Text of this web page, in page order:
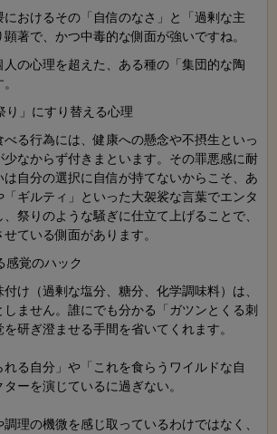
におけるその「自信のなさ」と「過剰な主
著で、かつ中毒的な側面が強いですね。
人の心理を超えた、ある種の「集団的な陶
り」にすり替える心理
る行為には、健康への懸念や不摂生といっ
少なからず付きまといます。その罪悪感に耐
は自分の選択に自信が持てないからこそ、あ
「ギルティ」といった大袈裟な言葉でエンタ
祭りのような騒ぎに仕立て上げることで、
ている側面があります。
感覚のハック
け（過剰な塩分、糖分、化学調味料）は、
ません。誰にでも分かる「ガツンとくる刺
研ぎ澄ませる手間を省いてくれます。
れる自分」や「これを食らうワイルドな自
ーを演じているに過ぎない。
理の機微を感じ取っているわけではなく、